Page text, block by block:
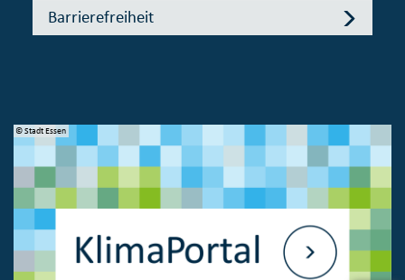
Barrierefreiheit
© Stadt Essen